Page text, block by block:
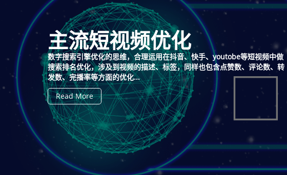
主流短视频优化
数字搜索引擎优化的思维，合理运用在抖音、快手、youtobe等短视频中做
搜索排名优化，涉及到视频的描述、标签，同样也包含点赞数、评论数、转
发数、完播率等方面的优化...
Read More